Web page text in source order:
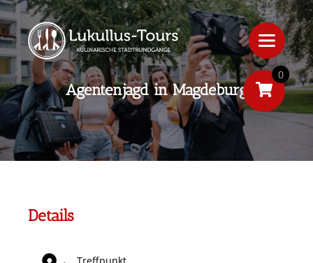
Agentenjagd in Magdeburg
Details
0